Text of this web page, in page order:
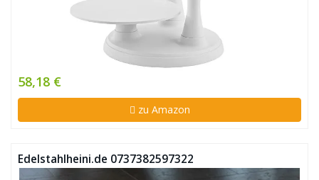
58,18 €
zu Amazon
Edelstahlheini.de ‎0737382597322